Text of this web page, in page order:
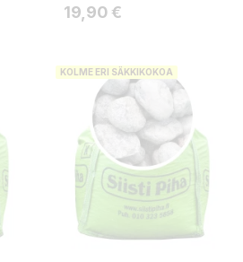
Hinta
19,90 €
KOLME ERI SÄKKIKOKOA